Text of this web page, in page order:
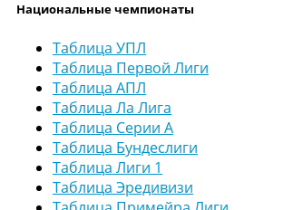
Национальные чемпионаты
Таблица УПЛ
Таблица Первой Лиги
Таблица АПЛ
Таблица Ла Лига
Таблица Серии А
Таблица Бундеслиги
Таблица Лиги 1
Таблица Эредивизи